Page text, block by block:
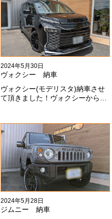
2024年5月30日
ヴォクシー 納車
ヴォクシー(モデリスタ)納車させ
て頂きました！ヴォクシーからヴ
利用頂きありがとうございます
#x1f60a;
2024年5月28日
ジムニー 納車